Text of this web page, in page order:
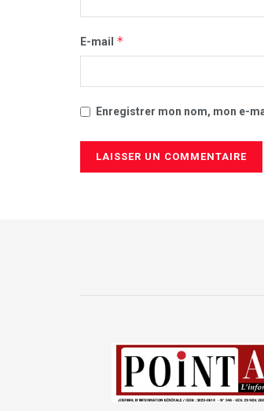
E-mail *
Enregistrer mon nom, mon e-